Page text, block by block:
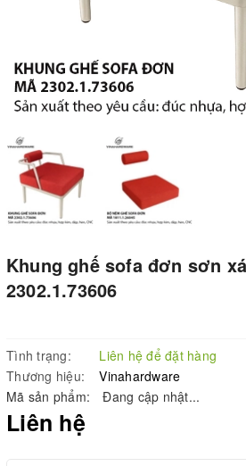
Khung ghế sofa đơn sơn
2302.1.73606
Tình trạng:
Liên hệ để đặt hàng
Thương hiệu:
Vinahardware
Mã sản phẩm:
Đang cập nhật...
Liên hệ